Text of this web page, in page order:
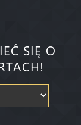
SIĘ O